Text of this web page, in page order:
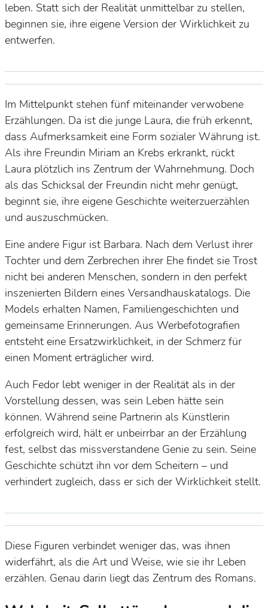
leben. Statt sich der Realität unmittelbar zu stellen,
beginnen sie, ihre eigene Version der Wirklichkeit zu
entwerfen.
Im Mittelpunkt stehen fünf miteinander verwobene
Erzählungen. Da ist die junge Laura, die früh erkennt,
dass Aufmerksamkeit eine Form sozialer Währung ist.
Als ihre Freundin Miriam an Krebs erkrankt, rückt
Laura plötzlich ins Zentrum der Wahrnehmung. Doch
als das Schicksal der Freundin nicht mehr genügt,
beginnt sie, ihre eigene Geschichte weiterzuerzählen
und auszuschmücken.
Eine andere Figur ist Barbara. Nach dem Verlust ihrer
Tochter und dem Zerbrechen ihrer Ehe findet sie Trost
nicht bei anderen Menschen, sondern in den perfekt
inszenierten Bildern eines Versandhauskatalogs. Die
Models erhalten Namen, Familiengeschichten und
gemeinsame Erinnerungen. Aus Werbefotografien
entsteht eine Ersatzwirklichkeit, in der Schmerz für
einen Moment erträglicher wird.
Auch Fedor lebt weniger in der Realität als in der
Vorstellung dessen, was sein Leben hätte sein
können. Während seine Partnerin als Künstlerin
erfolgreich wird, hält er unbeirrbar an der Erzählung
fest, selbst das missverstandene Genie zu sein. Seine
Geschichte schützt ihn vor dem Scheitern – und
verhindert zugleich, dass er sich der Wirklichkeit stellt.
Diese Figuren verbindet weniger das, was ihnen
widerfährt, als die Art und Weise, wie sie ihr Leben
erzählen. Genau darin liegt das Zentrum des Romans.